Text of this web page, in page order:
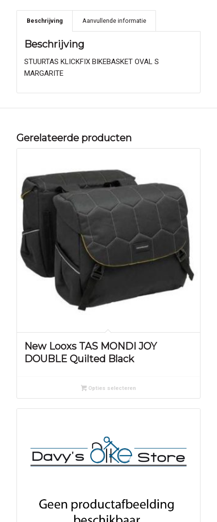
Beschrijving Aanvullende informatie
Beschrijving
STUURTAS KLICKFIX BIKEBASKET OVAL S
MARGARITE
Gerelateerde producten
New Looxs TAS MONDI JOY
DOUBLE Quilted Black
Opties selecteren